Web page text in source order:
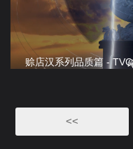
赊店汉系列品质篇 - TVC
<<